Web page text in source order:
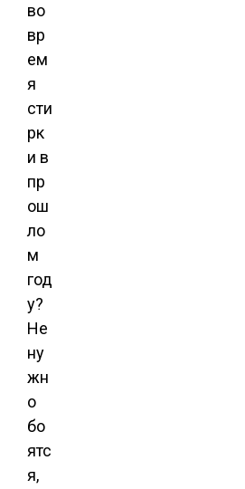
во
вр
ем
я
сти
рк
и в
пр
ош
ло
м
год
у?
Не
ну
жн
о
бо
ятс
я,